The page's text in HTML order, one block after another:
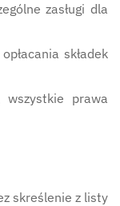
zasługi dla
składek
wszystkie prawa
skreślenie z listy